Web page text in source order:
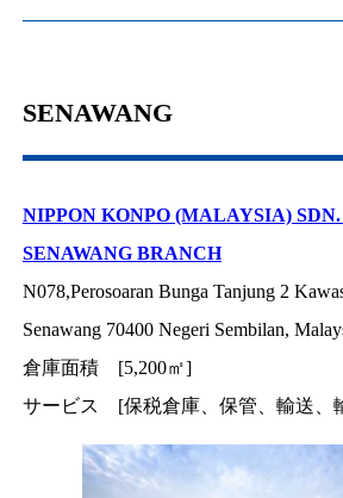
SENAWANG
NIPPON KONPO (MALAYSIA)
SENAWANG BRANCH
N078,Perosoaran Bunga Tanjung 2
Senawang 70400 Negeri Sembilan,
倉庫面積 [5,200㎡]
サービス [保税倉庫、保管、輸送、